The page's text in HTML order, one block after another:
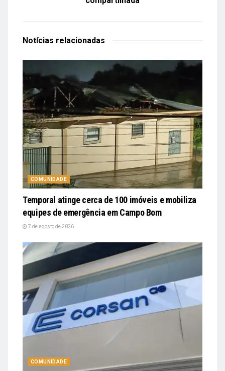
Notícias relacionadas
COMUNIDADE
Temporal atinge cerca de 100 imóveis e mobiliza
equipes de emergência em Campo Bom
7 de agosto de 2026
COMUNIDADE